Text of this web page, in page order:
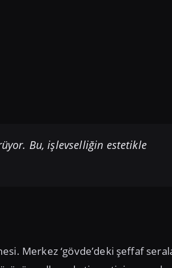
Bu, işlevselliğin estetikle
Merkez ‘gövde’deki şeffaf